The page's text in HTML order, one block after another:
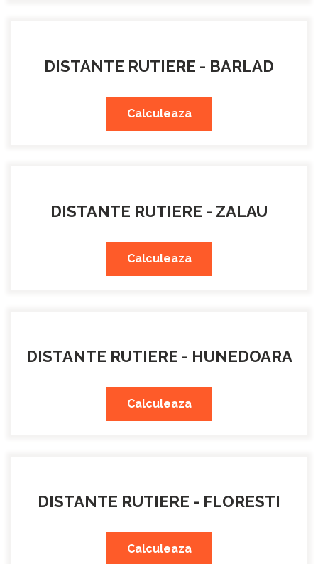
DISTANTE RUTIERE - BARLAD
Calculeaza
DISTANTE RUTIERE - ZALAU
Calculeaza
DISTANTE RUTIERE - HUNEDOARA
Calculeaza
DISTANTE RUTIERE - FLORESTI
Calculeaza